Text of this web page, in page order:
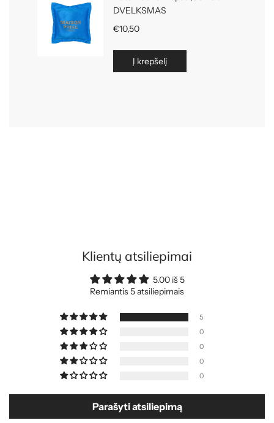
Klientų atsiliepimai
5.00 iš 5
Remiantis 5 atsiliepimais
5
0
0
0
0
Parašyti atsiliepimą